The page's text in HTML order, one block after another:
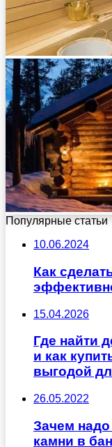
Популярные статьи
10.06.2024
Как
15.04.2026
Где найти
и как
выгодой
26.05.2022
Зачем надо
камни в